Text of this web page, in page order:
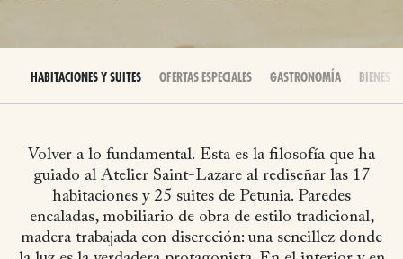
HABITACIONES Y SUITES OFERTAS ESPECIALES GASTRONOMÍA
Volver a lo fundamental. Esta es la filosofía que ha
guiado al Atelier Saint-Lazare al rediseñar las 17
habitaciones y 25 suites de Petunia. Paredes
encaladas, mobiliario de obra de estilo tradicional,
madera trabajada con discreción: una sencillez donde